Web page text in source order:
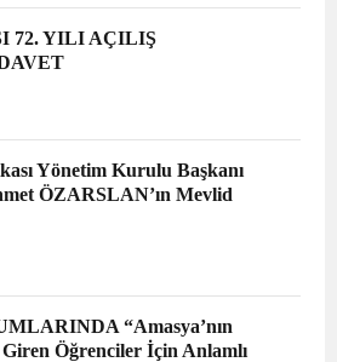
72. YILI AÇILIŞ
Yönetim Kurulu Başkanı
ÖZARSLAN’ın Mevlid
“Amasya’nın
Öğrenciler İçin Anlamlı